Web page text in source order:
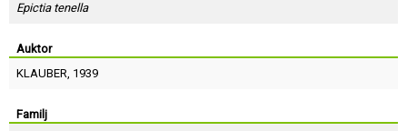
Epictia tenella
Auktor
KLAUBER, 1939
Familj
Lösenord:
Terms of Service